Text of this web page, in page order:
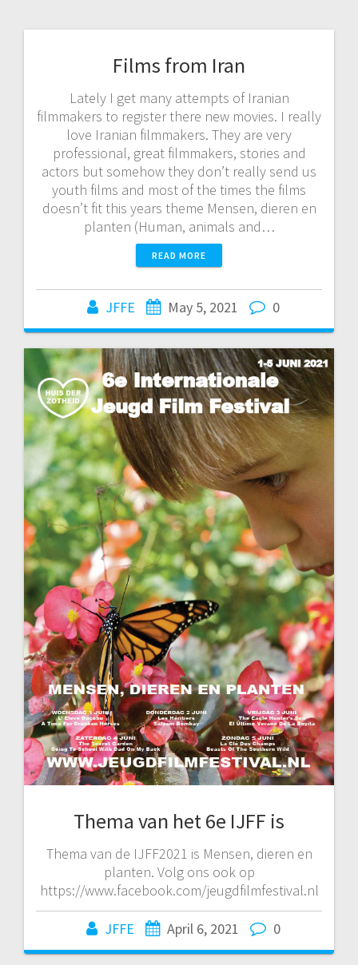
Films from Iran
Lately I get many attempts of Iranian
filmmakers to register there new movies. I really
love Iranian filmmakers. They are very
professional, great filmmakers, stories and
actors but somehow they don’t really send us
youth films and most of the times the films
doesn’t fit this years theme Mensen, dieren en
planten (Human, animals and…
READ MORE
JFFE May 5, 2021 0
Thema van het 6e IJFF is
Thema van de IJFF2021 is Mensen, dieren en
planten. Volg ons ook op
https://www.facebook.com/jeugdfilmfestival.nl
JFFE April 6, 2021 0